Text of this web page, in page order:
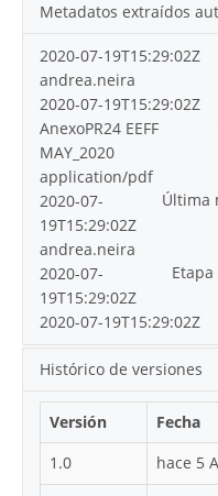
Metadatos extraídos
2020-07-19T15:29:02Z
andrea.neira
2020-07-19T15:29:02Z
AnexoPR24 EEFF
MAY_2020
application/pdf
Última
2020-07-
19T15:29:02Z
andrea.neira
2020-07-
19T15:29:02Z
2020-07-19T15:29:02Z
Histórico de versiones
Versión Fecha
1.0
hace 5